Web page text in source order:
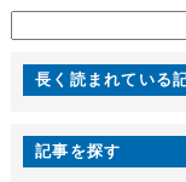
長く読まれている
記事を探す